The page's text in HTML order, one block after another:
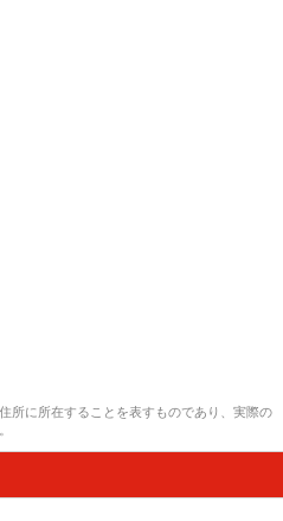
所に所在することを表すものであり、実際の